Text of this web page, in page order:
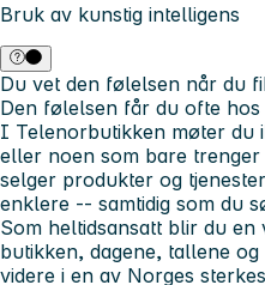
Bruk av kunstig intelligens
Du vet den følelsen når du
Den følelsen får du ofte
I Telenorbutikken møter du
eller noen som bare
selger produkter og
enklere -- samtidig som du
Som heltidsansatt blir du en
butikken, dagene, tallene
videre i en av Norges